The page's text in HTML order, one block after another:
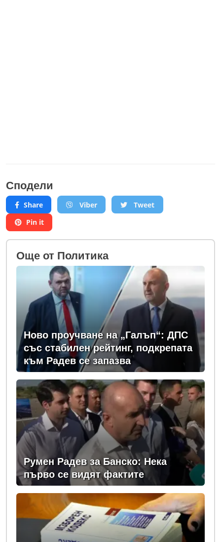
Сподели
Share Viber
Tweet
Pin it
Oще от Политика
Ново проучване на „Галъп“: ДПС
със стабилен рейтинг, подкрепата
към Радев се запазва
Румен Радев за Банско: Нека
първо се видят фактите